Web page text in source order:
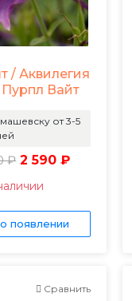
/ Аквилегия
Вайт
от 3-5
₽ 2 590 ₽
появлении
Сравнить